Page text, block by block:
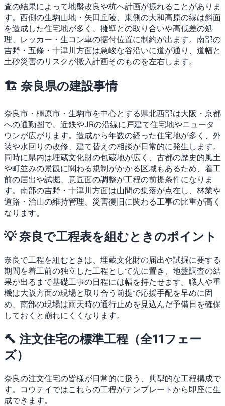
査の結果によって地盤改良や杭へ計画が振れることがありま
す。西側の生駒山地・矢田丘陵、東側の大和高原の縁は斜面
を造成した住宅地が多く、擁壁との取り合いや高低差の処
理、レッカー・生コン車の据付位置に制約が出ます。南部の
吉野・五條・十津川方面は急峻な谷沿いに道が通り、道幅と
土砂災害のリスクが搬入計画そのものを左右します。
🏗 奈良県の建設事情
奈良市・橿原市・生駒市を中心とする県北西部は大阪・京都
への通勤圏で、近鉄やJRの沿線に戸建て住宅地やニュータ
ウンが広がります。造成から年数の経った住宅地が多く、外
装や水回りの改修、建て替えの相談が日常的に発生します。
同時に県内は埋蔵文化財の包蔵地が広く、古都の歴史的風土
や町並みの景観に関わる規制がかかる区域もあるため、着工
前の届出や試掘、意匠面の調整が工程の前提条件になりま
す。南部の吉野・十津川方面は山間の集落が点在し、林業や
道路・治山の維持管理、災害復旧に関わる工事の比重が高く
なります。
💡 奈良で工程表を組むときのポイント
奈良で工程を組むときは、埋蔵文化財の届出や試掘に要する
期間を着工前の独立した工程として先に置き、地盤調査の結
果が出るまで基礎工事の日程には幅を持たせます。職人や重
機は大阪方面の現場と取り合う前提で応援手配を早めに固
め、南部の現場は雨天時の通行止めを見込んだ予備日を確保
しておくと崩れにくくなります。
🔨 注文住宅の標準工程（全11フェー
ズ）
奈良の注文住宅の皆様が日常的に扱う、典型的な工程構成で
す。コウテイではこれらの工程がテンプレートから即座に生
成できます。